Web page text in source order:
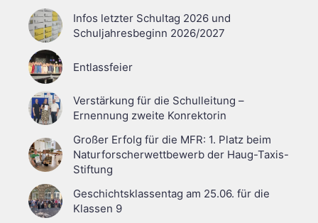
Infos letzter Schultag 2026 und
Schuljahresbeginn 2026/2027
Entlassfeier
Verstärkung für die Schulleitung –
Ernennung zweite Konrektorin
Großer Erfolg für die MFR: 1. Platz beim
Naturforscherwettbewerb der Haug-Taxis-
Stiftung
Geschichtsklassentag am 25.06. für die
Klassen 9